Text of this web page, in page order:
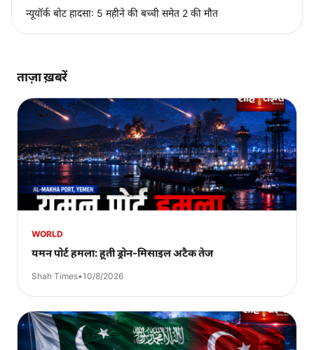
न्यूयॉर्क बोट हादसा: 5 महीने की बच्ची समेत 2 की मौत
ताज़ा ख़बरें
WORLD
यमन पोर्ट हमला: हूती ड्रोन-मिसाइल अटैक तेज
Shah Times•10/8/2026